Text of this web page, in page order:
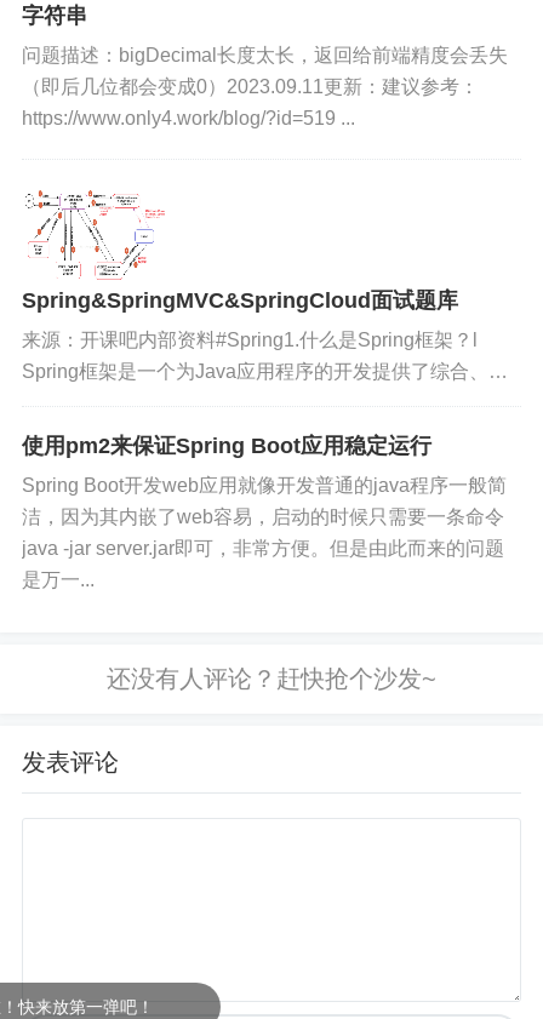
字符串
问题描述：bigDecimal长度太长，返回给前端精度会丢失
（即后几位都会变成0）2023.09.11更新：建议参考：
https://www.only4.work/blog/?id=519 ...
Spring&SpringMVC&SpringCloud面试题库
来源：开课吧内部资料#Spring1.什么是Spring框架？l
Spring框架是一个为Java应用程序的开发提供了综合、广
泛的基础性支持的Java平台。l Spring帮助...
使用pm2来保证Spring Boot应用稳定运行
Spring Boot开发web应用就像开发普通的java程序一般简
洁，因为其内嵌了web容易，启动的时候只需要一条命令
java -jar server.jar即可，非常方便。但是由此而来的问题
是万一...
发表评论
来放第一弹吧！